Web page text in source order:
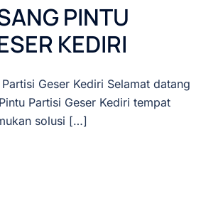
PINTU
KEDIRI
Geser Kediri Selamat datang
Partisi Geser Kediri tempat
solusi […]